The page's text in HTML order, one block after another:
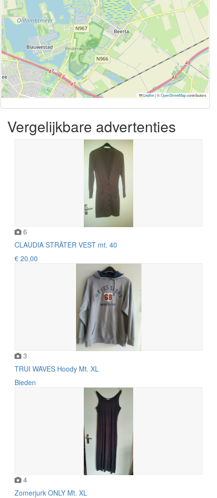
Leaflet|©OpenStreetMapcontributors
Vergelijkbare advertenties
6
CLAUDIA STRÄTER VEST mt. 40
€ 20,00
3
TRUI WAVES Hoody Mt. XL
Bieden
4
Zomerjurk ONLY Mt. XL